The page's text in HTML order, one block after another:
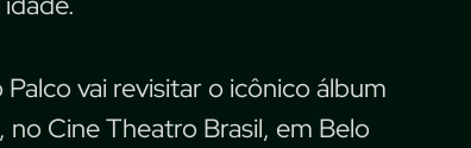
vai revisitar o icônico álbum
Cine Theatro Brasil, em Belo